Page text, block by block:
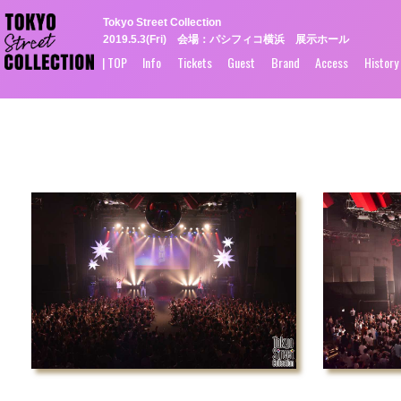
Tokyo Street Collection
2019.5.3(Fri) 会場：パシフィコ横浜 展示ホール
| TOP Info Tickets Guest Brand Access History